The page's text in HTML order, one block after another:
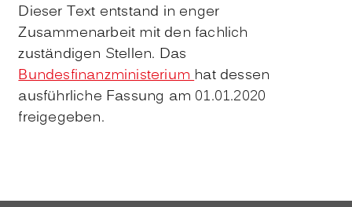
Dieser Text entstand in enger
Zusammenarbeit mit den fachlich
zuständigen Stellen. Das
Bundesfinanzministeriumhat dessen
ausführliche Fassung am 01.01.2020
freigegeben.